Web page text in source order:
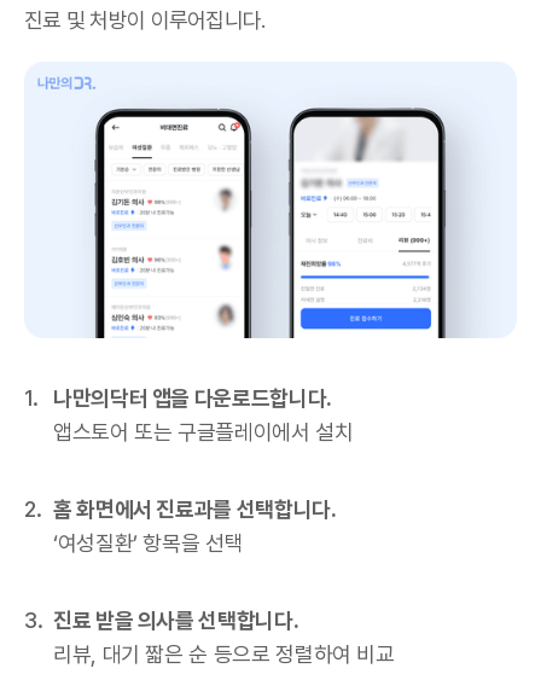
진료 및 처방이 이루어집니다.
나만의닥터 앱을 다운로드합니다.
앱스토어 또는 구글플레이에서 설치
홈 화면에서 진료과를 선택합니다.
‘여성질환’ 항목을 선택
진료 받을 의사를 선택합니다.
리뷰, 대기 짧은 순 등으로 정렬하여 비교